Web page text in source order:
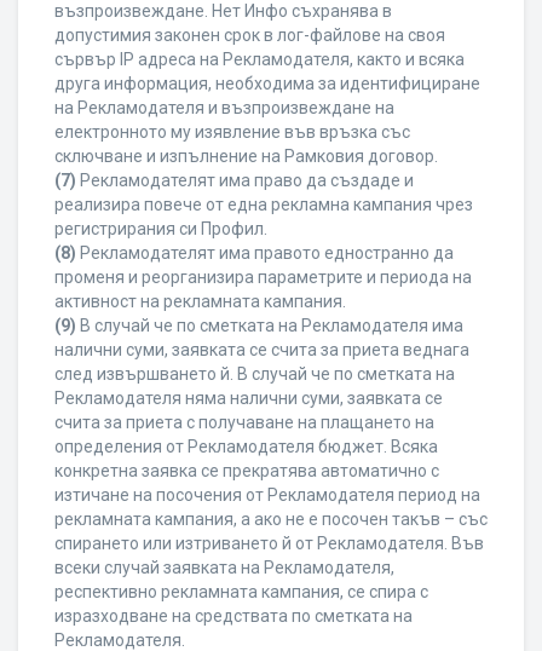
възпроизвеждане. Нет Инфо съхранява в
допустимия законен срок в лог-файлове на своя
сървър IP адреса на Рекламодателя, както и всяка
друга информация, необходима за идентифициране
на Рекламодателя и възпроизвеждане на
електронното му изявление във връзка със
сключване и изпълнение на Рамковия договор.
(7) Рекламодателят има право да създаде и
реализира повече от една рекламна кампания чрез
регистрирания си Профил.
(8) Рекламодателят има правото едностранно да
променя и реорганизира параметрите и периода на
активност на рекламната кампания.
(9) В случай че по сметката на Рекламодателя има
налични суми, заявката се счита за приета веднага
след извършването й. В случай че по сметката на
Рекламодателя няма налични суми, заявката се
счита за приета с получаване на плащането на
определения от Рекламодателя бюджет. Всяка
конкретна заявка се прекратява автоматично с
изтичане на посочения от Рекламодателя период на
рекламната кампания, а ако не е посочен такъв – със
спирането или изтриването й от Рекламодателя. Във
всеки случай заявката на Рекламодателя,
респективно рекламната кампания, се спира с
изразходване на средствата по сметката на
Рекламодателя.